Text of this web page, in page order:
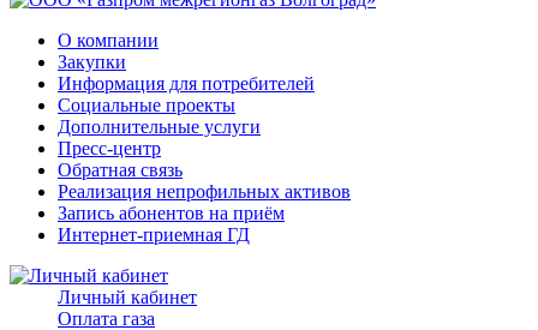
О компании
Закупки
Информация для потребителей
Социальные проекты
Дополнительные услуги
Пресс-центр
Обратная связь
Реализация непрофильных активов
Запись абонентов на приём
Интернет-приемная ГД
Личный кабинет
Оплата газа